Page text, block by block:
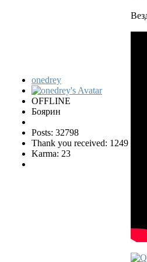
onedrey
OFFLINE
Боярин
Posts: 32798
Thank you received: 1249
Karma: 23